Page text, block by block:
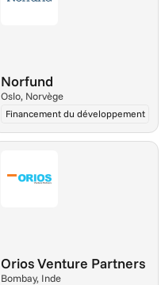
Norfund
Oslo, Norvège
Financement du développement
Orios Venture Partners
Bombay, Inde